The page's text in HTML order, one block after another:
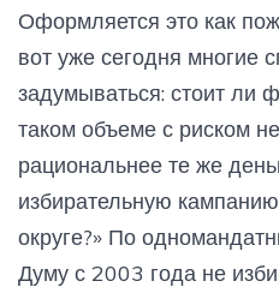
Оформляется это как
вот уже сегодня многие
задумываться: стоит ли
таком объеме с риском
рациональнее те же
избирательную
округе?» По
Думу с 2003 года не